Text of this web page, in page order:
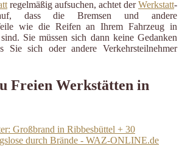
regelmäßig aufsuchen, achtet derWerkstatt-
dass die Bremsen und andere
wie die Reifen an Ihrem Fahrzeug in
Sie müssen sich dann keine Gedanken
Sie sich oder andere Verkehrsteilnehmer
Freien Werkstätten in
Großbrand in Ribbesbüttel + 30
durch Brände - WAZ-ONLINE.de